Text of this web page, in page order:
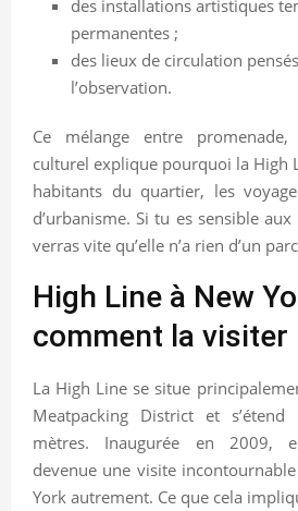
des installations artistiques
permanentes ;
des lieux de circulation
l’observation.
Ce mélange entre
culturel explique pourquoi la High
habitants du quartier, les
d’urbanisme. Si tu es sensible
verras vite qu’elle n’a rien d’un
High Line à New
comment la visiter
La High Line se situe
Meatpacking District et
mètres. Inaugurée en 2009,
devenue une visite
York autrement. Ce que cela